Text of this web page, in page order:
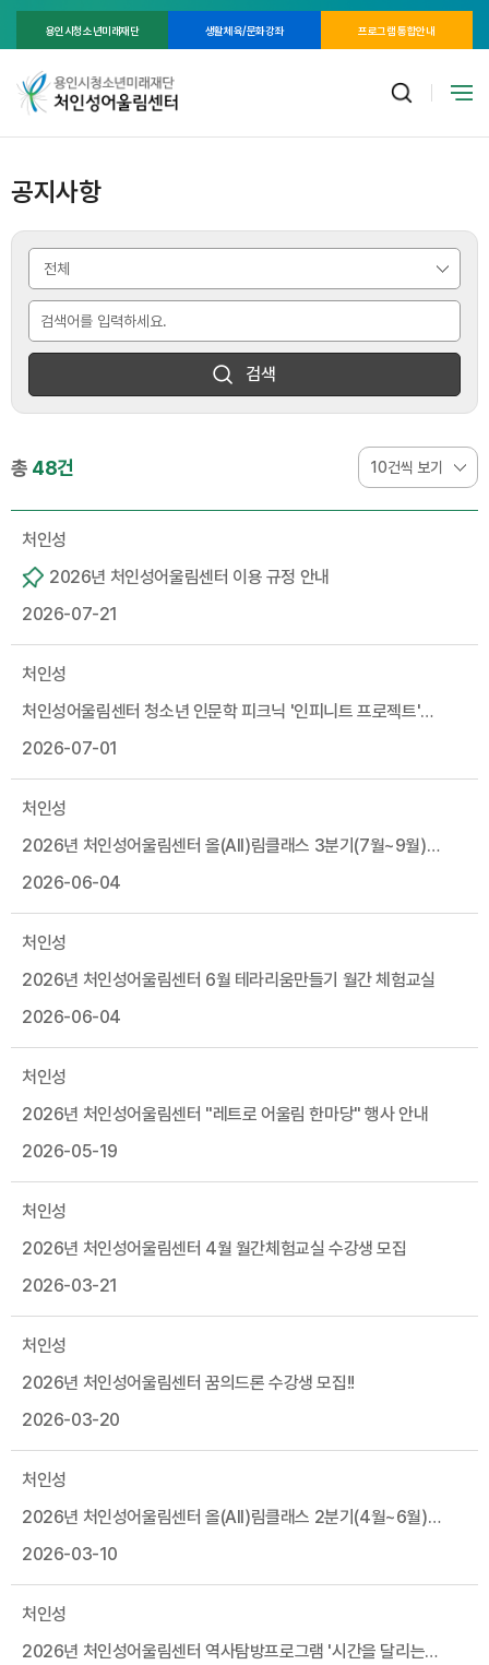
용인시청소년미래재단 생활체육/문화강좌 프로그램 통합안내
공지사항
검색
총 48건
처인성
2026년 처인성어울림센터 이용 규정 안내
2026-07-21
처인성
처인성어울림센터 청소년 인문학 피크닉 '인피니트 프로젝트'
참가자 모집
2026-07-01
처인성
2026년 처인성어울림센터 올(All)림클래스 3분기(7월~9월)
수강생모집
2026-06-04
처인성
2026년 처인성어울림센터 6월 테라리움만들기 월간 체험교실
2026-06-04
처인성
2026년 처인성어울림센터 "레트로 어울림 한마당" 행사 안내
2026-05-19
처인성
2026년 처인성어울림센터 4월 월간체험교실 수강생 모집
2026-03-21
처인성
2026년 처인성어울림센터 꿈의드론 수강생 모집!!
2026-03-20
처인성
2026년 처인성어울림센터 올(All)림클래스 2분기(4월~6월)
수강생모집
2026-03-10
처인성
2026년 처인성어울림센터 역사탐방프로그램 '시간을 달리는